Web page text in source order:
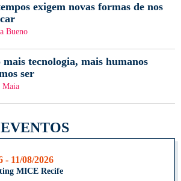
exigem novas formas de nos
Bueno
tecnologia, mais humanos
ser
Maia
- 11/08/2026
MICE Recife